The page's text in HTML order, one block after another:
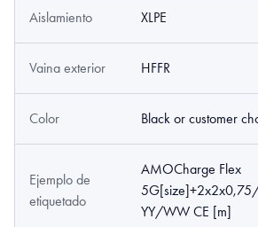
Aislamiento XLPE
Vaina exterior HFFR
Color Black or customer
Ejemplo de
etiquetado
AMOCharge Flex
YY/WW CE [m]